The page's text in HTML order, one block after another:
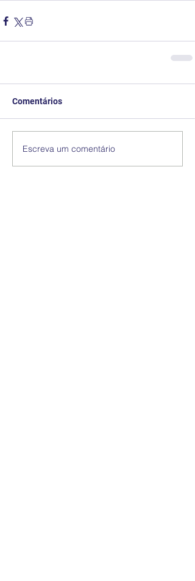
Comentários
Escreva um comentário